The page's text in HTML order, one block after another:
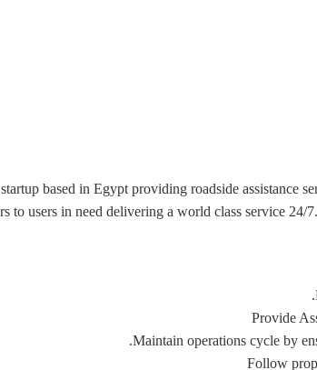
based in Egypt providing roadside assistance
to users in need delivering a world class service
Provide
Maintain operations cycle by
Follow